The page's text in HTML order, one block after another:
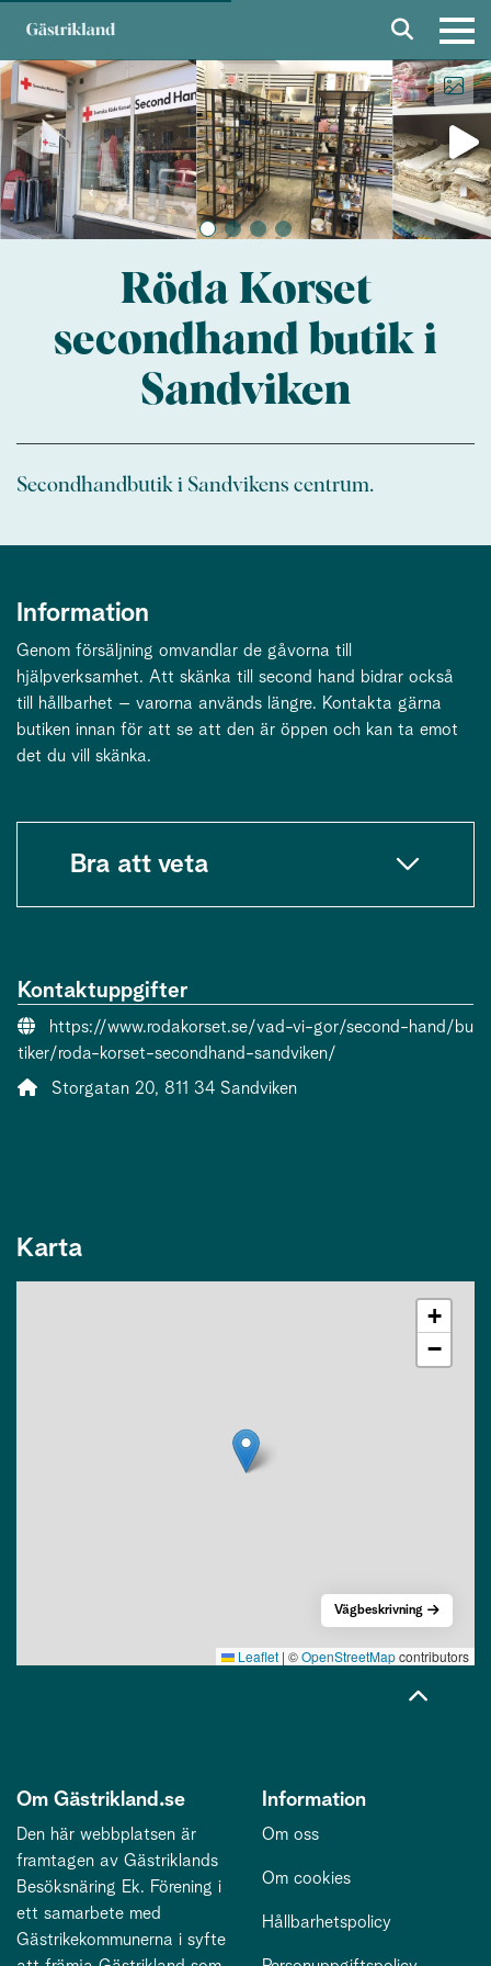
Röda Korset
secondhand butik i
Sandviken
Secondhandbutik i Sandvikens centrum.
Information
Genom försäljning omvandlar de gåvorna till
hjälpverksamhet. Att skänka till second hand bidrar också
till hållbarhet – varorna används längre. Kontakta gärna
butiken innan för att se att den är öppen och kan ta emot
det du vill skänka.
Bra att veta
Kontaktuppgifter
Webbsida:
https://www.rodakorset.se/vad-vi-gor/second-hand/bu
tiker/roda-korset-secondhand-sandviken/
Adress:
Storgatan 20, 811 34 Sandviken
Karta
+
−
Leaflet | ©OpenStreetMapcontributors
Vägbeskrivning
Om Gästrikland.se
Den här webbplatsen är
framtagen av Gästriklands
Besöksnäring Ek. Förening i
ett samarbete med
Gästrikekommunerna i syfte
Information
Om oss
Om cookies
Hållbarhetspolicy